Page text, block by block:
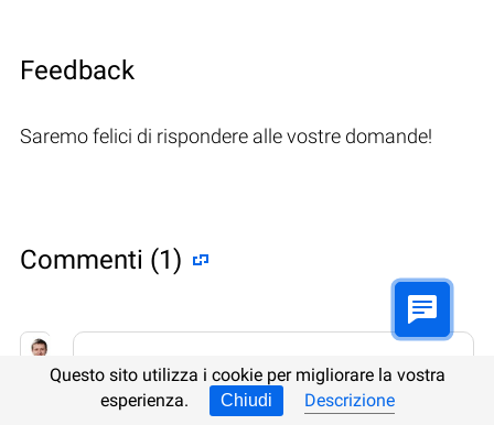
Feedback
Saremo felici di rispondere alle vostre domande!
Commenti (1)
Hetman Software: Data Recovery
9.08.2022 12:31#
Questo sito utilizza i cookie per migliorare la vostra
esperienza.
Chiudi Descrizione